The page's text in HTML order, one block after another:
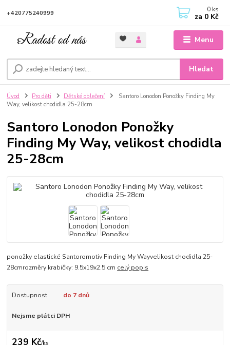
Menu
Hledat
+420775240999 0 ks
za 0 Kč
Úvod Pro děti Dětské oblečení
Santoro Lonodon Ponožky Finding My
Way, velikost chodidla 25-28cm
Santoro Lonodon Ponožky
Finding My Way, velikost chodidla
25-28cm
ponožky elastické Santoromotiv Finding My Wayvelikost chodidla 25-
28cmrozměry krabičky: 9.5x19x2.5 cm celý popis
Dostupnost do 7 dnů
Nejsme plátci DPH
239 Kč/ks